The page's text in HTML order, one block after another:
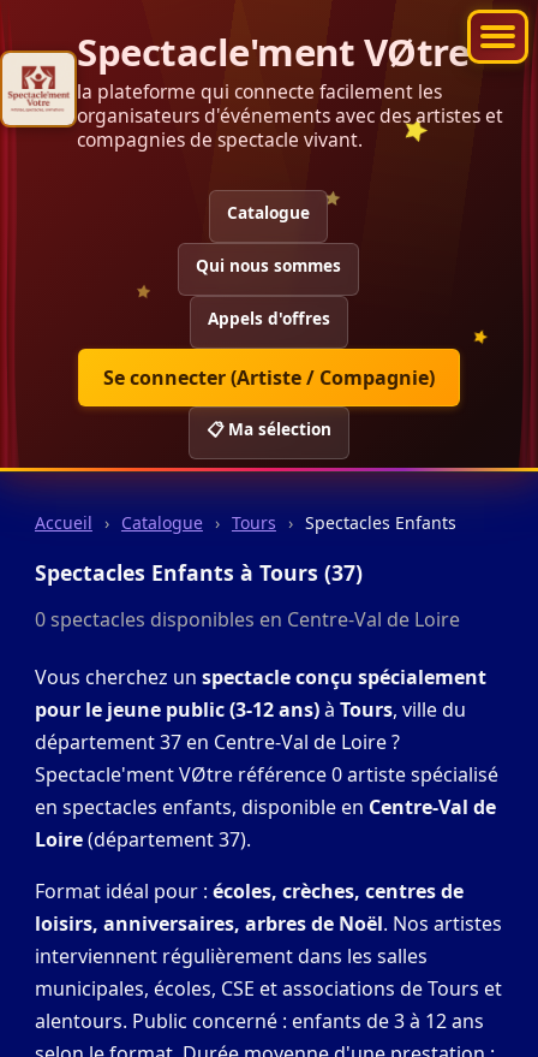
Spectacle'ment VØtre
la plateforme qui connecte facilement les
organisateurs d'événements avec des artistes et
compagnies de spectacle vivant.
Catalogue
Qui nous sommes
Appels d'offres
Se connecter (Artiste / Compagnie)
📋 Ma sélection
Accueil › Catalogue › Tours › Spectacles Enfants
Spectacles Enfants à Tours (37)
0 spectacles disponibles en Centre-Val de Loire
Vous cherchez un spectacle conçu spécialement
pour le jeune public (3-12 ans)à Tours, ville du
département 37 en Centre-Val de Loire ?
Spectacle'ment VØtre référence 0 artiste spécialisé
en spectacles enfants, disponible en Centre-Val de
Loire(département 37).
Format idéal pour : écoles, crèches, centres de
loisirs, anniversaires, arbres de Noël. Nos artistes
interviennent régulièrement dans les salles
municipales, écoles, CSE et associations de Tours et
alentours. Public concerné : enfants de 3 à 12 ans